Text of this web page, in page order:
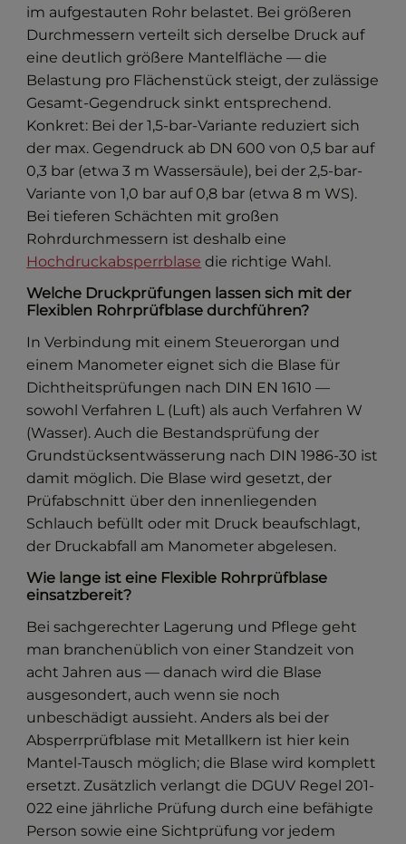
im aufgestauten Rohr belastet. Bei größeren
Durchmessern verteilt sich derselbe Druck auf
eine deutlich größere Mantelfläche — die
Belastung pro Flächenstück steigt, der zulässige
Gesamt-Gegendruck sinkt entsprechend.
Konkret: Bei der 1,5-bar-Variante reduziert sich
der max. Gegendruck ab DN 600 von 0,5 bar auf
0,3 bar (etwa 3 m Wassersäule), bei der 2,5-bar-
Variante von 1,0 bar auf 0,8 bar (etwa 8 m WS).
Bei tieferen Schächten mit großen
Rohrdurchmessern ist deshalb eine
Hochdruckabsperrblase die richtige Wahl.
Welche Druckprüfungen lassen sich mit der
Flexiblen Rohrprüfblase durchführen?
In Verbindung mit einem Steuerorgan und
einem Manometer eignet sich die Blase für
Dichtheitsprüfungen nach DIN EN 1610 —
sowohl Verfahren L (Luft) als auch Verfahren W
(Wasser). Auch die Bestandsprüfung der
Grundstücksentwässerung nach DIN 1986-30 ist
damit möglich. Die Blase wird gesetzt, der
Prüfabschnitt über den innenliegenden
Schlauch befüllt oder mit Druck beaufschlagt,
der Druckabfall am Manometer abgelesen.
Wie lange ist eine Flexible Rohrprüfblase
einsatzbereit?
Bei sachgerechter Lagerung und Pflege geht
man branchenüblich von einer Standzeit von
acht Jahren aus — danach wird die Blase
ausgesondert, auch wenn sie noch
unbeschädigt aussieht. Anders als bei der
Absperrprüfblase mit Metallkern ist hier kein
Mantel-Tausch möglich; die Blase wird komplett
ersetzt. Zusätzlich verlangt die DGUV Regel 201-
022 eine jährliche Prüfung durch eine befähigte
Person sowie eine Sichtprüfung vor jedem